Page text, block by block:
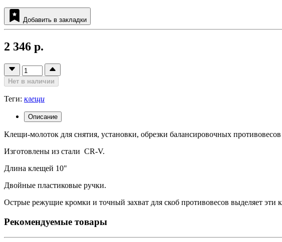
Добавить в закладки
2 346 р.
Нет в наличии
Теги: клещи
Описание
Клещи-молоток для снятия, установки, обрезки балансировочных противовесов
Изготовлены из стали CR-V.
Длина клещей 10"
Двойные пластиковые ручки.
Острые режущие кромки и точный захват для скоб противовесов выделяет эти
Рекомендуемые товары